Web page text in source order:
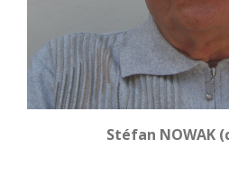
Stéfan NOWAK (ci-